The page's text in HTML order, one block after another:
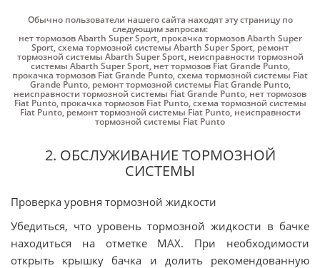
Обычно пользователи нашего сайта находят эту страницу по
следующим запросам:
нет тормозов Abarth Super Sport, прокачка тормозов Abarth Super
Sport,схема тормозной системы Abarth Super Sport, ремонт
тормозной системы Abarth Super Sport, неисправности тормозной
системы Abarth Super Sport, нет тормозов Fiat Grande Punto,
прокачка тормозов Fiat Grande Punto,схема тормозной системы Fiat
Grande Punto, ремонт тормозной системы Fiat Grande Punto,
неисправности тормозной системы Fiat Grande Punto, нет тормозов
Fiat Punto, прокачка тормозов Fiat Punto,схема тормозной системы
Fiat Punto, ремонт тормозной системы Fiat Punto, неисправности
тормозной системы Fiat Punto
2. ОБСЛУЖИВАНИЕ ТОРМОЗНОЙ
СИСТЕМЫ
Проверка уровня тормозной жидкости
Убедиться, что уровень тормозной жидкости в бачке
находиться на отметке МАХ. При необходимости
открыть крышку бачка и долить рекомендованную